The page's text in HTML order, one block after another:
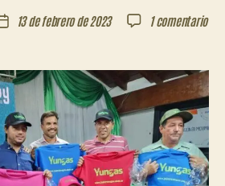
Fecha
entrada
13 de febrero de 2023 1 comentarioen
el
de
las